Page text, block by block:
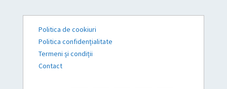
Politica de cookiuri
Politica confidențialitate
Termeni și condiții
Contact